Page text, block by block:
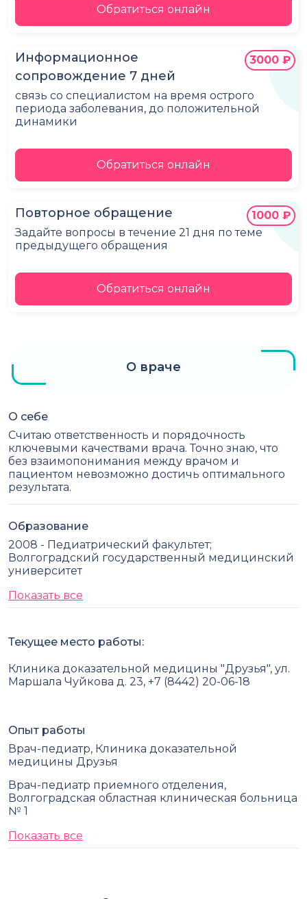
Обратиться онлайн
Информационное
сопровождение 7 дней
связь со специалистом на время острого
периода заболевания, до положительной
динамики
3000 ₽
Обратиться онлайн
Повторное обращение
Задайте вопросы в течение 21 дня по теме
предыдущего обращения
1000 ₽
Обратиться онлайн
О враче
О себе
Считаю ответственность и порядочность
ключевыми качествами врача. Точно знаю, что
без взаимопонимания между врачом и
пациентом невозможно достичь оптимального
результата.
Образование
2008 - Педиатрический факультет;
Волгоградский государственный медицинский
университет
Показать все
Текущее место работы:
Клиника доказательной медицины "Друзья", ул.
Маршала Чуйкова д. 23, +7 (8442) 20-06-18
Опыт работы
Врач-педиатр, Клиника доказательной
медицины Друзья
Врач-педиатр приемного отделения,
Волгоградская областная клиническая больница
№ 1
Показать все